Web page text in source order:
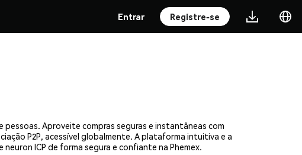
Entrar Registre-se
pessoas. Aproveite compras seguras e instantâneas com
P2P, acessível globalmente. A plataforma intuitiva e a
ICP de forma segura e confiante na Phemex.